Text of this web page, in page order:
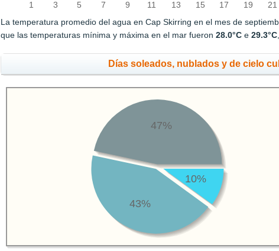
1 3 5 7 9 11 13 15 17 19 21
La temperatura promedio del agua en Cap Skirring en el mes de
que las temperaturas mínima y máxima en el mar fueron28.0°C e29.3°C
Días soleados, nublados y de cielo
10%
43%
47%